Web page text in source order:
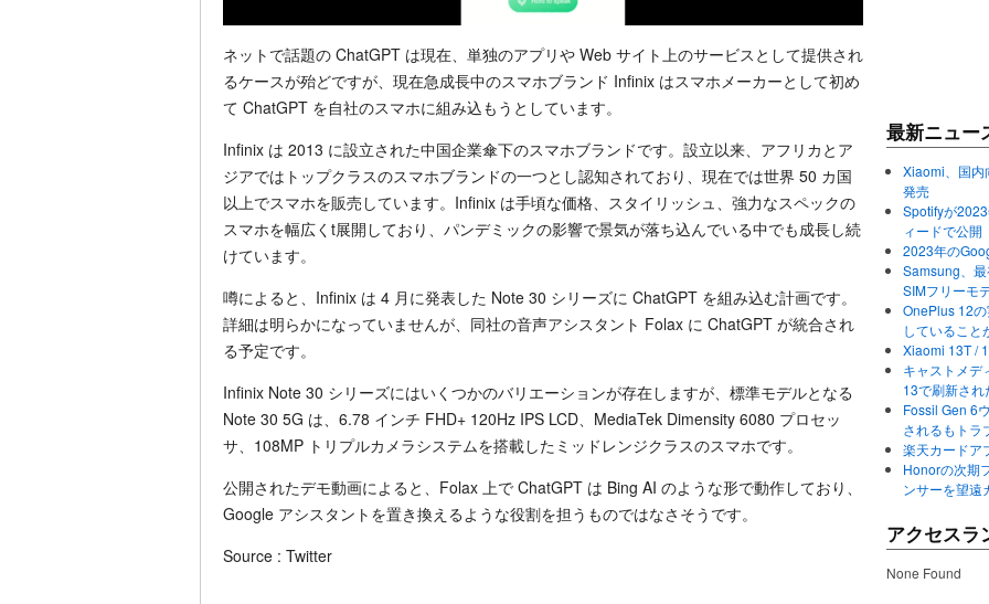
ネットで話題の ChatGPT は現在、単独のアプリや Web サイト上のサービスとして提供され
るケースが殆どですが、現在急成長中のスマホブランド Infinix はスマホメーカーとして初め
て ChatGPT を自社のスマホに組み込もうとしています。
Infinix は 2013 に設立された中国企業傘下のスマホブランドです。設立以来、アフリカとア
ジアではトップクラスのスマホブランドの一つとし認知されており、現在では世界 50 カ国
以上でスマホを販売しています。Infinix は手頃な価格、スタイリッシュ、強力なスペックの
スマホを幅広くt展開しており、パンデミックの影響で景気が落ち込んでいる中でも成長し続
けています。
噂によると、Infinix は 4 月に発表した Note 30 シリーズに ChatGPT を組み込む計画です。
詳細は明らかになっていませんが、同社の音声アシスタント Folax に ChatGPT が統合され
る予定です。
Infinix Note 30 シリーズにはいくつかのバリエーションが存在しますが、標準モデルとなる
Note 30 5G は、6.78 インチ FHD+ 120Hz IPS LCD、MediaTek Dimensity 6080 プロセッ
サ、108MP トリプルカメラシステムを搭載したミッドレンジクラスのスマホです。
公開されたデモ動画によると、Folax 上で ChatGPT は Bing AI のような形で動作しており、
Google アシスタントを置き換えるような役割を担うものではなさそうです。
Source : Twitter
最新ニュー
Xiaomi、国内
発売
Spotifyが
ィードで公開
2023年の
Samsung、
SIMフリーモ
OnePlus 12
していること
Xiaomi 13T /
キャストメデ
13で刷新さ
Fossil Gen 6
されるもトラ
楽天カードア
Honorの次期
ンサーを望遠
アクセスラ
None Found